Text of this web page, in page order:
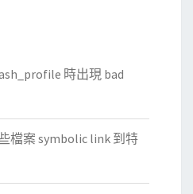
f
r
k
致
時出現 bad
檔案 symbolic link 到特